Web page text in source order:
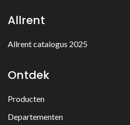
Allrent
Allrent catalogus 2025
Ontdek
Producten
Departementen